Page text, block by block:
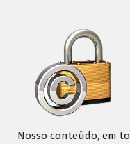
Nosso conteúdo, em